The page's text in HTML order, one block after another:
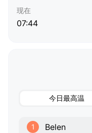
现在
07:44
今日最高温
1 Belen